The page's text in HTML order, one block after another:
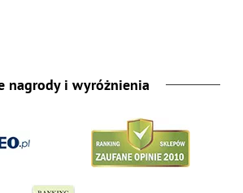
nagrody i wyróżnienia